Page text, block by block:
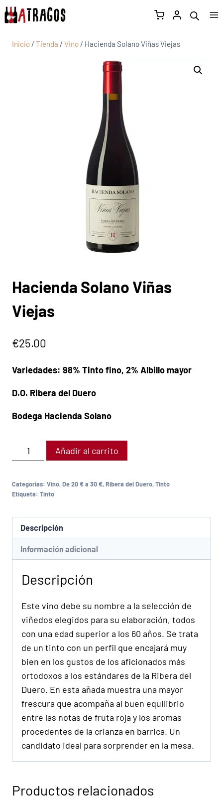
Inicio / Tienda / Vino / Hacienda Solano Viñas Viejas
Hacienda Solano Viñas
Viejas
€25.00
Variedades: 98% Tinto fino, 2% Albillo mayor
D.O. Ribera del Duero
Bodega Hacienda Solano
Añadir al carrito
Categorías: Vino,De 20 € a 30 €,Ribera del Duero,Tinto
Etiqueta: Tinto
Descripción
Información adicional
Descripción
Este vino debe su nombre a la selección de
viñedos elegidos para su elaboración, todos
con una edad superior a los 60 años. Se trata
de un tinto con un perfil que encajará muy
bien en los gustos de los aficionados más
ortodoxos a los estándares de la Ribera del
Duero. En esta añada muestra una mayor
frescura que acompaña al buen equilibrio
entre las notas de fruta roja y los aromas
procedentes de la crianza en barrica. Un
candidato ideal para sorprender en la mesa.
Productos relacionados